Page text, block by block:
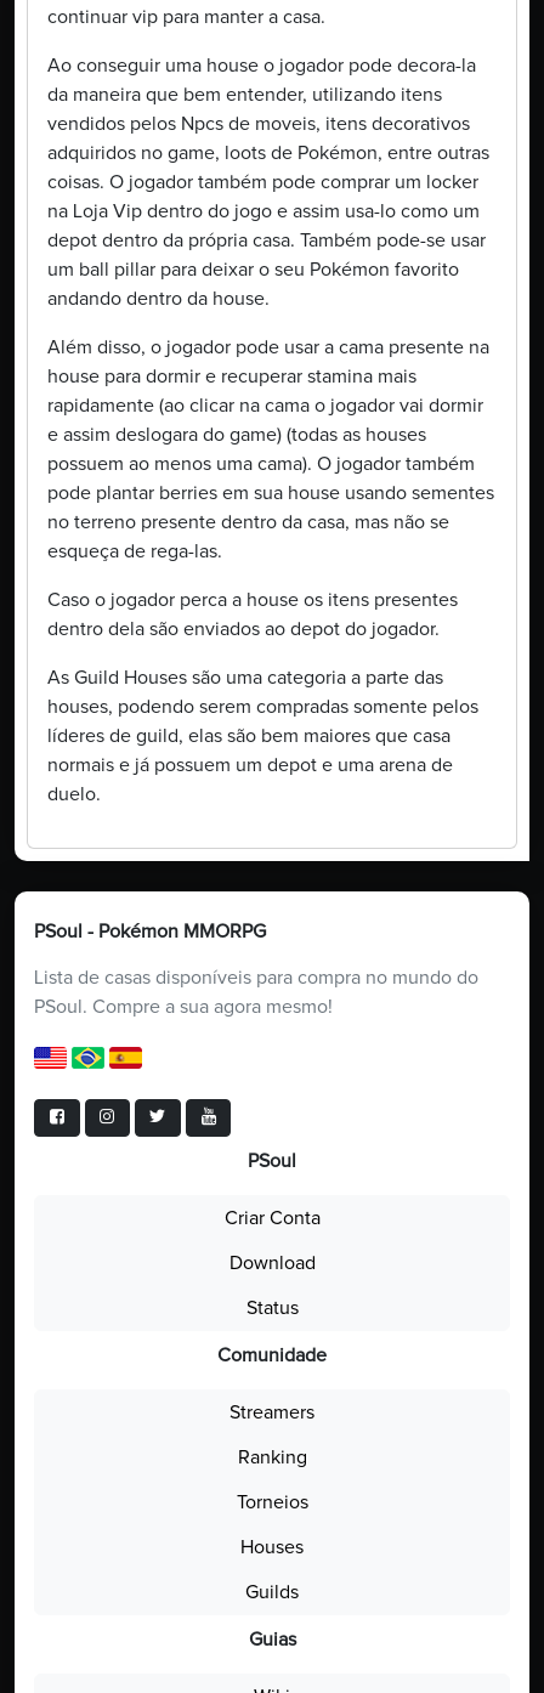
continuar vip para manter a casa.
Ao conseguir uma house o jogador pode decora-la
da maneira que bem entender, utilizando itens
vendidos pelos Npcs de moveis, itens decorativos
adquiridos no game, loots de Pokémon, entre outras
coisas. O jogador também pode comprar um locker
na Loja Vip dentro do jogo e assim usa-lo como um
depot dentro da própria casa. Também pode-se usar
um ball pillar para deixar o seu Pokémon favorito
andando dentro da house.
Além disso, o jogador pode usar a cama presente na
house para dormir e recuperar stamina mais
rapidamente (ao clicar na cama o jogador vai dormir
e assim deslogara do game) (todas as houses
possuem ao menos uma cama). O jogador também
pode plantar berries em sua house usando sementes
no terreno presente dentro da casa, mas não se
esqueça de rega-las.
Caso o jogador perca a house os itens presentes
dentro dela são enviados ao depot do jogador.
As Guild Houses são uma categoria a parte das
houses, podendo serem compradas somente pelos
líderes de guild, elas são bem maiores que casa
normais e já possuem um depot e uma arena de
duelo.
PSoul - Pokémon MMORPG
Lista de casas disponíveis para compra no mundo do
PSoul. Compre a sua agora mesmo!
PSoul
Criar Conta
Download
Status
Comunidade
Streamers
Ranking
Torneios
Houses
Guilds
Guias